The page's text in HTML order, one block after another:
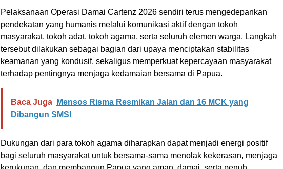
Pelaksanaan Operasi Damai Cartenz 2026 sendiri terus mengedepankan
pendekatan yang humanis melalui komunikasi aktif dengan tokoh
masyarakat, tokoh adat, tokoh agama, serta seluruh elemen warga. Langkah
tersebut dilakukan sebagai bagian dari upaya menciptakan stabilitas
keamanan yang kondusif, sekaligus memperkuat kepercayaan masyarakat
terhadap pentingnya menjaga kedamaian bersama di Papua.
Baca Juga
Mensos Risma Resmikan Jalan dan 16 MCK yang
Dibangun SMSI
Dukungan dari para tokoh agama diharapkan dapat menjadi energi positif
bagi seluruh masyarakat untuk bersama-sama menolak kekerasan, menjaga